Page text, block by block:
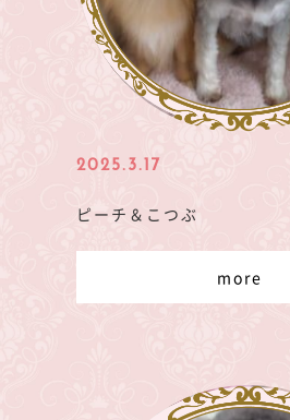
2025.3.17
ピーチ＆こつぶ
more